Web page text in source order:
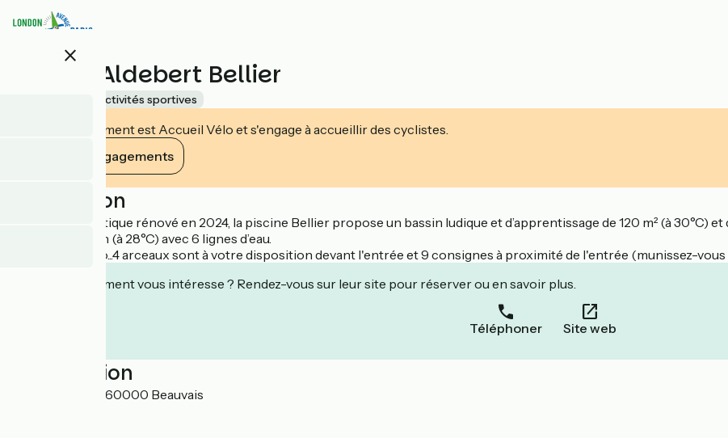
au
close
Piscine Aldebert Bellier
Activités sportives
Cet établissement est Accueil Vélo et s'engage à accueillir des cyclistes.
Voir ses engagements
Description
Complexe aquatique rénové en 2024, la piscine Bellier propose un bassin ludique et d’apprentissage de 120 m² (à 30°C) et
Un grand bassin (à 28°C) avec 6 lignes d’eau.
Vous êtes à vélo...4 arceaux sont à votre disposition devant l'entrée et 9 consignes à proximité de l'entrée (munissez-
Cet établissement vous intéresse ? Rendez-vous sur leur site pour réserver ou en savoir plus.
Téléphoner Site web
Localisation
Rue du Camard 60000 Beauvais